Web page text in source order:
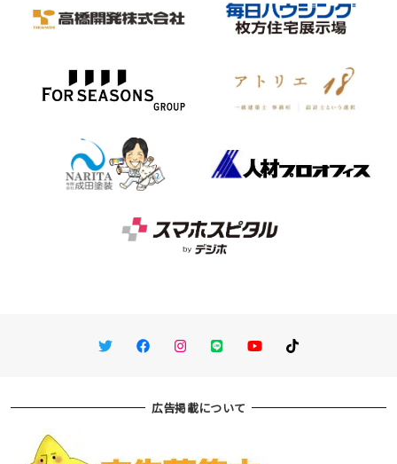
TwitterFacebookInstagram
LINE You TubeTikTok
広告掲載について